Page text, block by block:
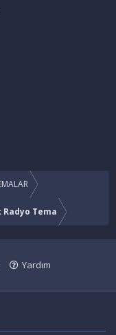
Tema
Yardım